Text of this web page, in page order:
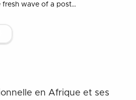
fresh wave of a post…
en Afrique et ses